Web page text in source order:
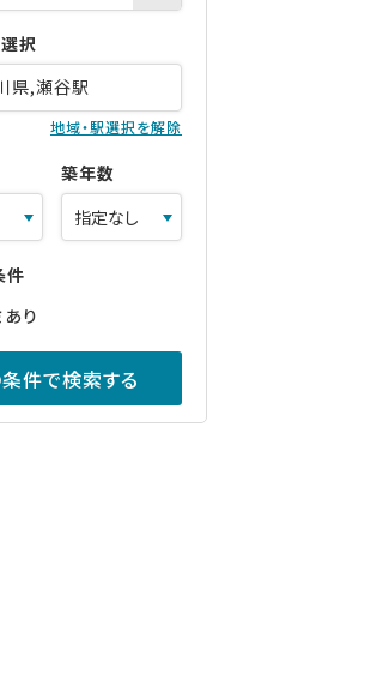
択
県,瀬谷駅
地域・駅選択を解除
築年数
件
り
件で検索する